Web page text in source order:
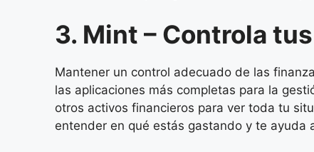
3. Mint – Controla
Mantener un control adecuado de las
las aplicaciones más completas para la
otros activos financieros para ver toda tu
entender en qué estás gastando y te ayuda